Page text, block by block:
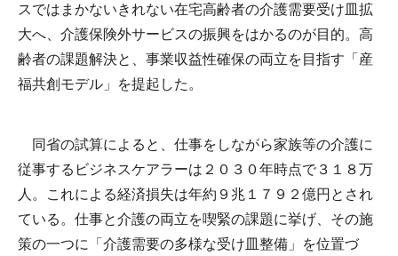
スではまかないきれない在宅高齢者の介護需要受け皿拡
大へ、介護保険外サービスの振興をはかるのが目的。高
齢者の課題解決と、事業収益性確保の両立を目指す「産
福共創モデル」を提起した。
同省の試算によると、仕事をしながら家族等の介護に
従事するビジネスケアラーは２０３０年時点で３１８万
人。これによる経済損失は年約９兆１７９２億円とされ
ている。仕事と介護の両立を喫緊の課題に挙げ、その施
策の一つに「介護需要の多様な受け皿整備」を位置づ